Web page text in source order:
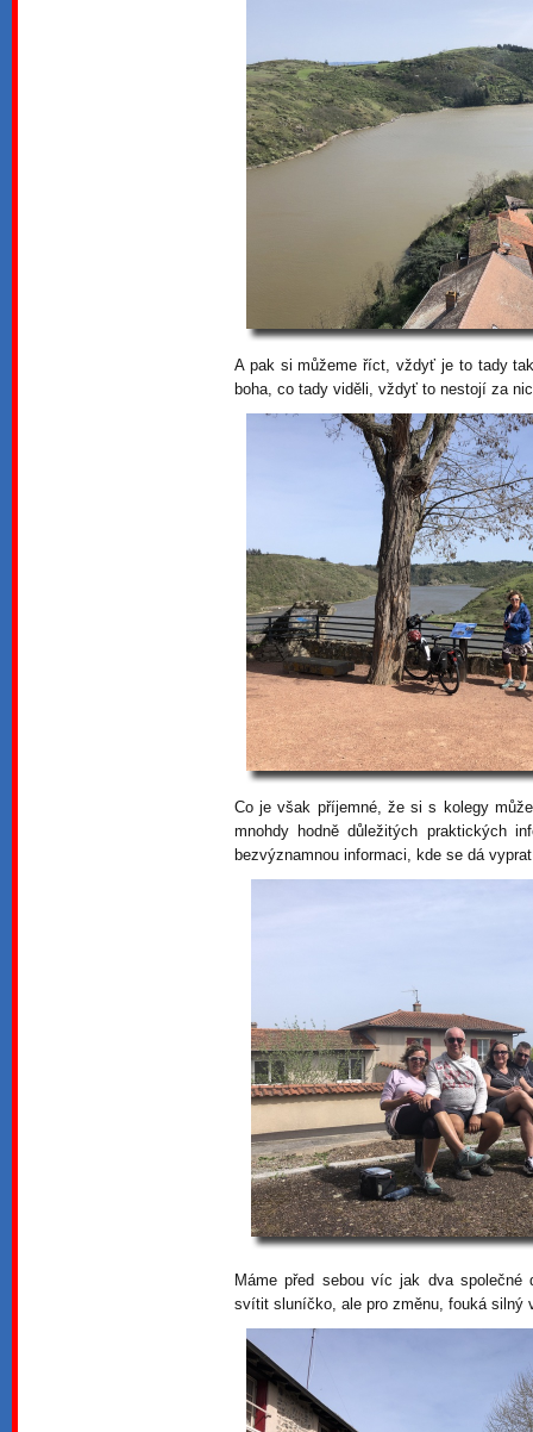
A pak si můžeme říct, vždyť je to tady
boha, co tady viděli, vždyť to nestojí za
Co je však příjemné, že si s kolegy
mnohdy hodně důležitých praktických
bezvýznamnou informaci, kde se dá
Máme před sebou víc jak dva
svítit sluníčko, ale pro změnu, fouká silný